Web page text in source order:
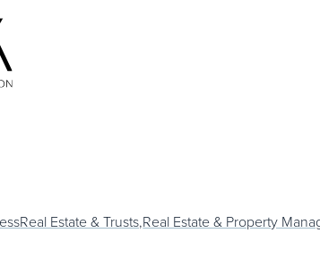
Real Estate & Trusts,Real Estate & Property